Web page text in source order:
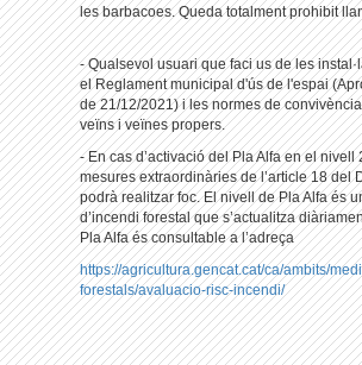
les barbacoes. Queda totalment prohibit
- Qualsevol usuari que faci us de les
el Reglament municipal d'ús de l'espai
de 21/12/2021) i les normes de
veïns i veïnes propers.
- En cas d’activació del Pla Alfa en el
mesures extraordinàries de l’article 18 del
podrà realitzar foc. El nivell de Pla Alfa és
d’incendi forestal que s’actualitza
Pla Alfa és consultable a l’adreça
https://agricultura.gencat.cat/ca/ambits/
forestals/avaluacio-risc-incendi/